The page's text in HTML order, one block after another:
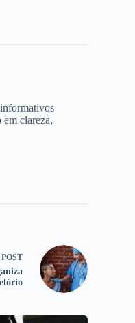
em clareza,
POST